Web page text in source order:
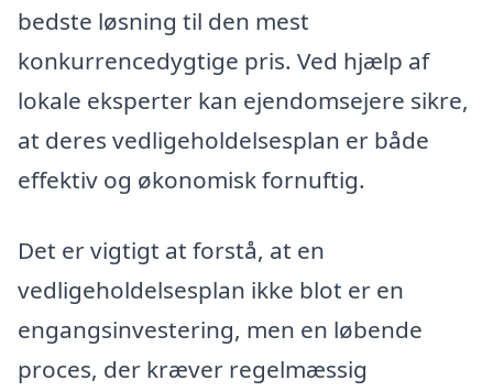
bedste løsning til den mest
konkurrencedygtige pris. Ved hjælp af
lokale eksperter kan ejendomsejere sikre,
at deres vedligeholdelsesplan er både
effektiv og økonomisk fornuftig.
Det er vigtigt at forstå, at en
vedligeholdelsesplan ikke blot er en
engangsinvestering, men en løbende
proces, der kræver regelmæssig